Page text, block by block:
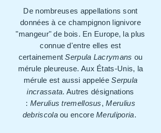
De nombreuses appellations sont
données à ce champignon lignivore
"mangeur" de bois. En Europe, la plus
connue d'entre elles est
certainementSerpula Lacrymans ou
mérule pleureuse. Aux États-Unis, la
mérule est aussi appeléeSerpula
incrassata. Autres désignations
: Merulius tremellosus,Merulius
debriscolaou encoreMeruliporia.